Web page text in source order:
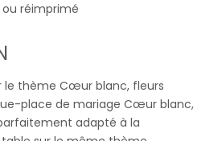
réimprimé
le thème Cœur blanc, fleurs
place de mariage Cœur blanc,
adapté à la